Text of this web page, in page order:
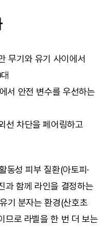
무기와 유기 사이에서
서 안전 변수를 우선하는
선 차단을 페어링하고
동성 피부 질환(아토피·
과 함께 라인을 결정하는
기 분자는 환경(산호초
므로 라벨을 한 번 더 보는